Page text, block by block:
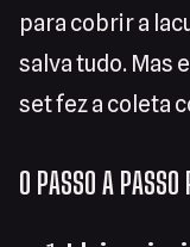
para cobrir a
salva tudo. Mas
set fez a coleta
O PASSO A PASSO